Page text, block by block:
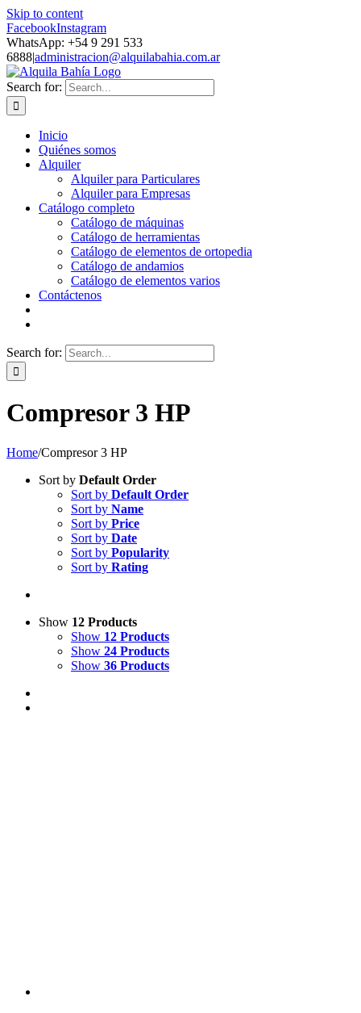
Skip to content
FacebookInstagram
WhatsApp: +54 9 291 533
6888|administracion@alquilabahia.com.ar
Search for:
Inicio
Quiénes somos
Alquiler
Alquiler para Particulares
Alquiler para Empresas
Catálogo completo
Catálogo de máquinas
Catálogo de herramientas
Catálogo de elementos de ortopedia
Catálogo de andamios
Catálogo de elementos varios
Contáctenos
Search for:
Compresor 3 HP
Home/Compresor 3 HP
Sort by Default Order
Sort by Default Order
Sort by Name
Sort by Price
Sort by Date
Sort by Popularity
Sort by Rating
Show 12 Products
Show 12 Products
Show 24 Products
Show 36 Products